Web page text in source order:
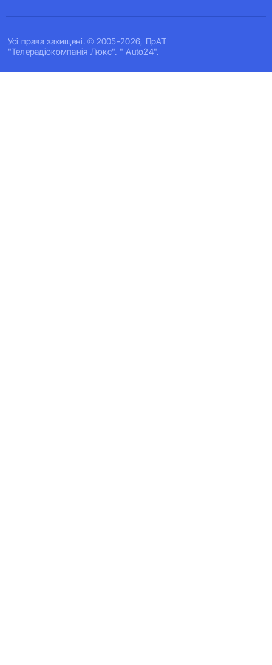
Усi права захищенi. © 2005-2026, ПрАТ
"Телерадіокомпанія Люкс". " Auto24".